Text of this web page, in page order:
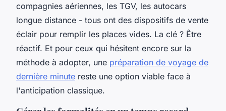
compagnies aériennes, les TGV, les autocars
longue distance - tous ont des dispositifs de vente
éclair pour remplir les places vides. La clé ? Être
réactif. Et pour ceux qui hésitent encore sur la
méthode à adopter, une préparation de voyage de
dernière minute reste une option viable face à
l'anticipation classique.